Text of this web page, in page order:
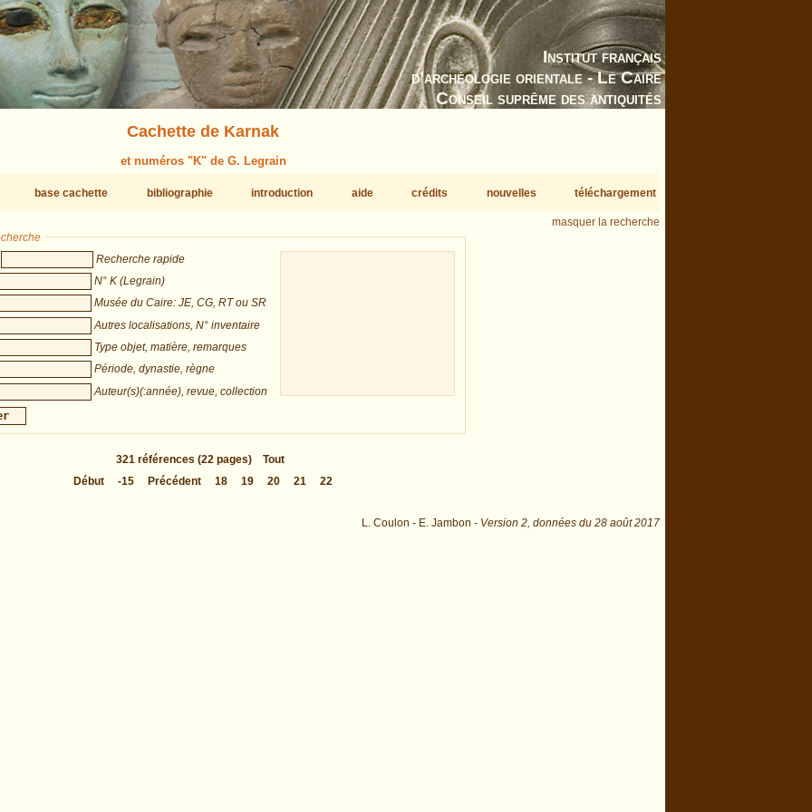
Institut français
d’archéologie orientale - Le Caire
Conseil suprême des antiquités
Cachette de Karnak
et numéros "K" de G. Legrain
base cachette bibliographie introduction aide crédits nouvelles téléchargement
masquer la recherche
Recherche rapide
N° K (Legrain)
Musée du Caire: JE, CG, RT ou SR
Autres localisations, N° inventaire
Type objet, matière, remarques
Période, dynastie, règne
Auteur(s)(:année), revue, collection
321 références (22 pages)
Tout
Début
-15 Précédent 18 19 20 21 22
L. Coulon - E. Jambon - Version 2,données du 28 août 2017